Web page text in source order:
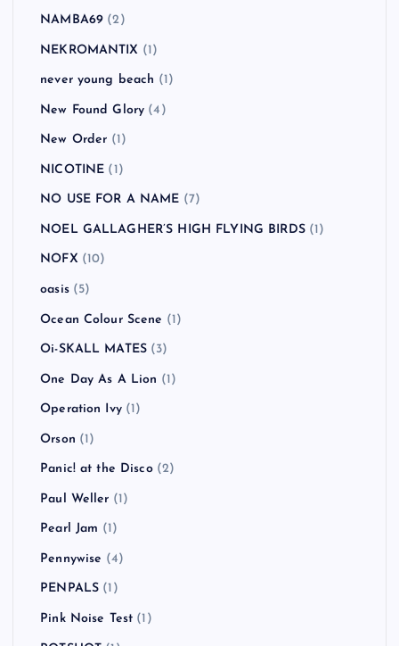
NAMBA69 (2)
NEKROMANTIX (1)
never young beach (1)
New Found Glory (4)
New Order (1)
NICOTINE (1)
NO USE FOR A NAME (7)
NOEL GALLAGHER’S HIGH FLYING BIRDS(1)
NOFX (10)
oasis(5)
Ocean Colour Scene (1)
Oi-SKALL MATES (3)
One Day As A Lion (1)
Operation Ivy(1)
Orson (1)
Panic! at the Disco(2)
Paul Weller (1)
Pearl Jam (1)
Pennywise (4)
PENPALS (1)
Pink Noise Test (1)